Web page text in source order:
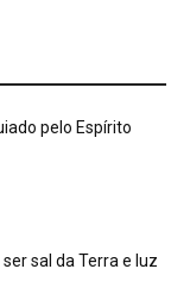
pelo Espírito
sal da Terra e luz